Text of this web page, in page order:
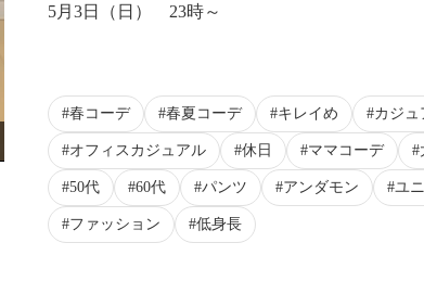
5月3日（日） 23時～
春コーデ 春夏コーデ キレイめ カジュ
オフィスカジュアル 休日 ママコーデ
50代 60代 パンツ アンダモン ユ
ファッション 低身長